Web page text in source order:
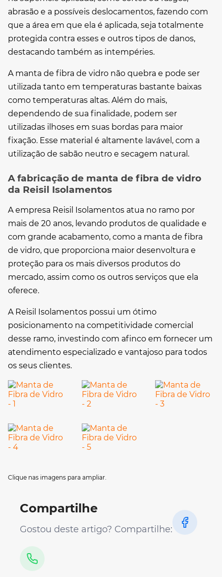
abrasão e a possíveis deslocamentos, fazendo com
que a área em que ela é aplicada, seja totalmente
protegida contra esses e outros tipos de danos,
destacando também as intempéries.
A manta de fibra de vidro não quebra e pode ser
utilizada tanto em temperaturas bastante baixas
como temperaturas altas. Além do mais,
dependendo de sua finalidade, podem ser
utilizadas ilhoses em suas bordas para maior
fixação. Esse material é altamente lavável, com a
utilização de sabão neutro e secagem natural.
A fabricação de manta de fibra de vidro
da Reisil Isolamentos
A empresa Reisil Isolamentos atua no ramo por
mais de 20 anos, levando produtos de qualidade e
com grande acabamento, como a manta de fibra
de vidro, que proporciona maior desenvoltura e
proteção para os mais diversos produtos do
mercado, assim como os outros serviços que ela
oferece.
A Reisil Isolamentos possui um ótimo
posicionamento na competitividade comercial
desse ramo, investindo com afinco em fornecer um
atendimento especializado e vantajoso para todos
os seus clientes.
Clique nas imagens para ampliar.
Compartilhe
Gostou deste artigo? Compartilhe: